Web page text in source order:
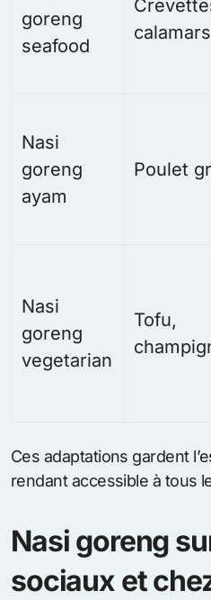
goreng
seafood
calamars
Nasi
goreng
ayam
Poulet
Nasi
goreng
vegetarian
Tofu,
Ces adaptations gardent
rendant accessible à tous
Nasi goreng
sociaux et